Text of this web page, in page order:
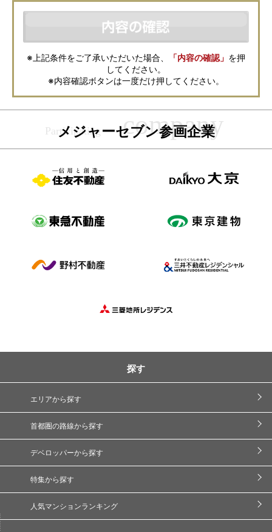
本フォームからお客様が記入・登録された個人情報は、ダイレクトメール
などの資料送付・電子メールの送信・電話連絡などの目的で資料請求先不
動産会社が利用・保管します。資料請求先不動産会社が保管する個人情報
の取扱いについては、各不動産会社に直接お問合せください。
また、上記とは別にメジャーセブンでは本サービスを円滑に運用するため
に、お客様の個人情報をサービスご利用の控えとして一定期間保管いたし
ます。 ご記入の内容が不明瞭で資料をお送りできない場合、その他当社が
本サービスを円滑に運用するために必要な範囲において、直接メジャーセ
ブンから確認のご連絡をさせていただくことがありますので、あらかじめ
ご了承ください。
メジャーセブンの個人情報の取扱い方針についてはこちらをご覧くださ
※上記条件をご了承いただいた場合、 「内容の確認」 を押
してください。
※内容確認ボタンは一度だけ押してください。
メジャーセブン参画企業
探す
エリアから探す
首都圏の路線から探す
デベロッパーから探す
特集から探す
人気マンションランキング